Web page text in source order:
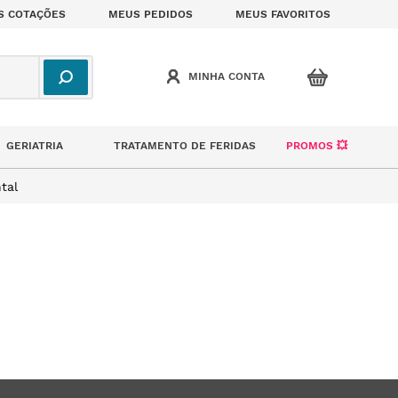
COTAÇÕES MEUS PEDIDOS MEUS FAVORITOS
GERIATRIA TRATAMENTO DE FERIDAS PROMOS 💥